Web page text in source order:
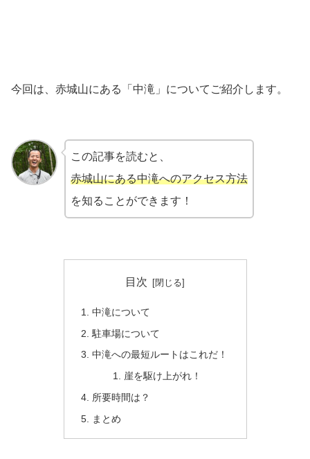
今回は、赤城山にある「中滝」についてご紹介します。
この記事を読むと、
赤城山にある中滝へのアクセス方法
を知ることができます！
目次
中滝について
駐車場について
中滝への最短ルートはこれだ！
崖を駆け上がれ！
所要時間は？
まとめ